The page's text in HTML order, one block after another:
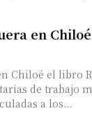
en
Chiloé el libro
de trabajo
a los...